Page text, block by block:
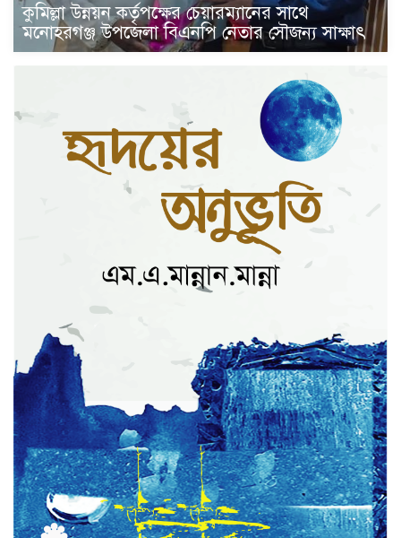
কুমিল্লা উন্নয়ন কর্তৃপক্ষের চেয়ারম্যানের সাথে
মনোহরগঞ্জ উপজেলা বিএনপি নেতার সৌজন্য সাক্ষাৎ